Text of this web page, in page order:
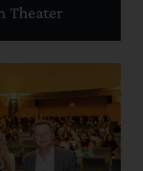
Theater